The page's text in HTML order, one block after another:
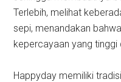
Terlebih, melihat
sepi, menandakan
kepercayaan yang tinggi
Happyday memiliki